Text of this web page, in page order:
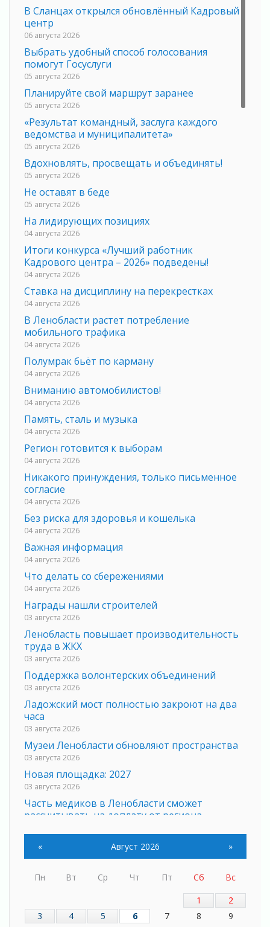
В Сланцах открылся обновлённый Кадровый
центр
06 августа 2026
Выбрать удобный способ голосования
помогут Госуслуги
05 августа 2026
Планируйте свой маршрут заранее
05 августа 2026
«Результат командный, заслуга каждого
ведомства и муниципалитета»
05 августа 2026
Вдохновлять, просвещать и объединять!
05 августа 2026
Не оставят в беде
05 августа 2026
На лидирующих позициях
04 августа 2026
Итоги конкурса «Лучший работник
Кадрового центра – 2026» подведены!
04 августа 2026
Ставка на дисциплину на перекрестках
04 августа 2026
В Ленобласти растет потребление
мобильного трафика
04 августа 2026
Полумрак бьёт по карману
04 августа 2026
Вниманию автомобилистов!
04 августа 2026
Память, сталь и музыка
04 августа 2026
Регион готовится к выборам
04 августа 2026
Никакого принуждения, только письменное
согласие
04 августа 2026
Без риска для здоровья и кошелька
04 августа 2026
Важная информация
04 августа 2026
Что делать со сбережениями
04 августа 2026
Награды нашли строителей
03 августа 2026
Ленобласть повышает производительность
труда в ЖКХ
03 августа 2026
Поддержка волонтерских объединений
03 августа 2026
Ладожский мост полностью закроют на два
часа
03 августа 2026
Музеи Ленобласти обновляют пространства
03 августа 2026
Новая площадка: 2027
03 августа 2026
Часть медиков в Ленобласти сможет
рассчитывать на доплату от региона
За сутки в Ленинградской области
ликвидировали 10 пожаров
Клюква наливается, но в корзинку пока не
03 августа 2026
« Август 2026 »
Пн Вт Ср Чт Пт Сб
Вс
1
2
3
4 5 6 7 8
9